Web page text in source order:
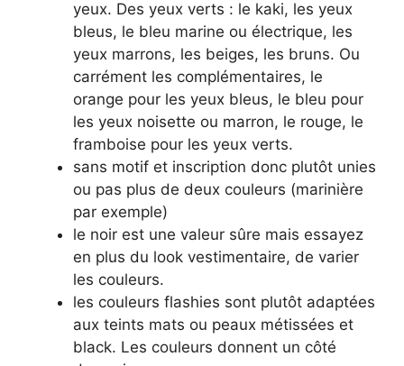
yeux. Des yeux verts : le kaki, les yeux
bleus, le bleu marine ou électrique, les
yeux marrons, les beiges, les bruns. Ou
carrément les complémentaires, le
orange pour les yeux bleus, le bleu pour
les yeux noisette ou marron, le rouge, le
framboise pour les yeux verts.
sans motif et inscription donc plutôt unies
ou pas plus de deux couleurs (marinière
par exemple)
le noir est une valeur sûre mais essayez
en plus du look vestimentaire, de varier
les couleurs.
les couleurs flashies sont plutôt adaptées
aux teints mats ou peaux métissées et
black. Les couleurs donnent un côté